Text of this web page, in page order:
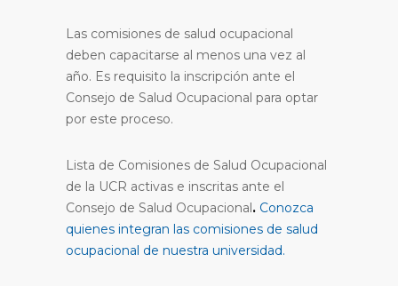
Las comisiones de salud ocupacional
deben capacitarse al menos una vez al
año. Es requisito la inscripción ante el
Consejo de Salud Ocupacional para optar
por este proceso.
Lista de Comisiones de Salud Ocupacional
de la UCR activas e inscritas ante el
Consejo de Salud Ocupacional. Conozca
quienes integran las comisiones de salud
ocupacional de nuestra universidad.